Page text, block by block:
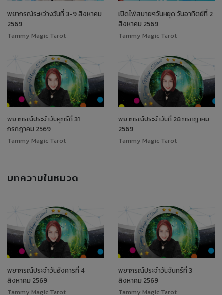
พยากรณ์ระหว่างวันที่ 3-9 สิงหาคม
2569
Tammy Magic Tarot
เปิดไพ่สบายๆวันหยุด วันอาทิตย์ที่ 2
สิงหาคม 2569
Tammy Magic Tarot
พยากรณ์ประจำวันศุกร์ที่ 31
กรกฎาคม 2569
Tammy Magic Tarot
พยากรณ์ประจำวันที่ 28 กรกฎาคม
2569
Tammy Magic Tarot
บทความในหมวด
พยากรณ์ประจำวันอังคารที่ 4
สิงหาคม 2569
Tammy Magic Tarot
พยากรณ์ประจำวันจันทร์ที่ 3
สิงหาคม 2569
Tammy Magic Tarot